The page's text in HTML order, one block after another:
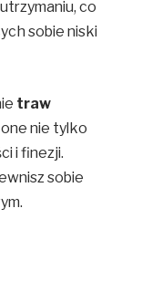
co
sobie niski
traw
nie tylko
i finezji.
sobie